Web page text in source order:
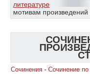
литературе
мотивам
Сочинения - Сочинение по